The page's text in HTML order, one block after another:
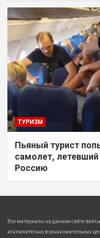
ТУРИЗМ
Пьяный турист
самолет,
Россию
Все материалы на данном сайте
исключительно в ознакомительных